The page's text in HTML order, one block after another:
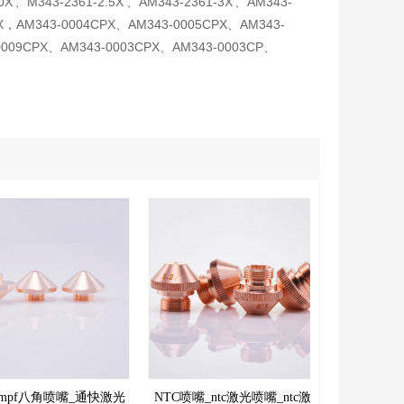
AM343-0004CPX、AM343-0005CPX、AM343-
、AM343-0003CPX、AM343-0003CP、
八角喷嘴_通快激光 NTC喷嘴_ntc激光喷嘴_ntc激光